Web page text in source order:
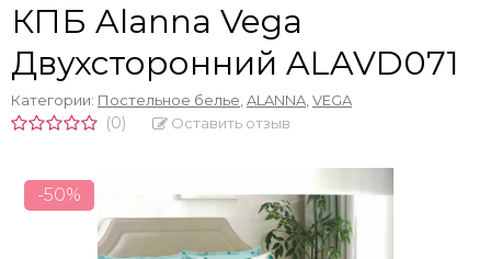
КПБ Alanna Vega
Двухсторонний ALAVD071
Категории: Постельное белье ALANNA VEGA
(0) Оставить отзыв
-50%